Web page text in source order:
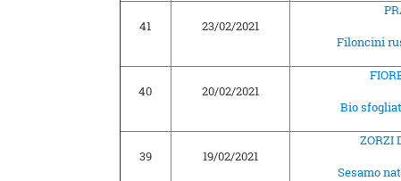
41 23/02/2021
Filoncini
40 20/02/2021
Bio
39 19/02/2021
ZORZI
Sesamo